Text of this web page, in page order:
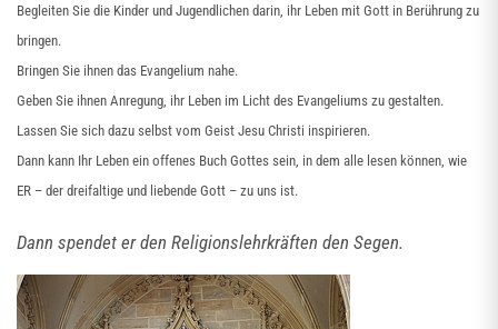
Begleiten Sie die Kinder und Jugendlichen darin, ihr Leben mit Gott in Berührung zu
bringen.
Bringen Sie ihnen das Evangelium nahe.
Geben Sie ihnen Anregung, ihr Leben im Licht des Evangeliums zu gestalten.
Lassen Sie sich dazu selbst vom Geist Jesu Christi inspirieren.
Dann kann Ihr Leben ein offenes Buch Gottes sein, in dem alle lesen können, wie
ER – der dreifaltige und liebende Gott – zu uns ist.
Dann spendet er den Religionslehrkräften den Segen.